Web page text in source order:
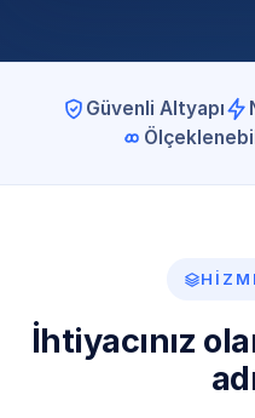
Güvenli Altyapı
İhtiyacınız